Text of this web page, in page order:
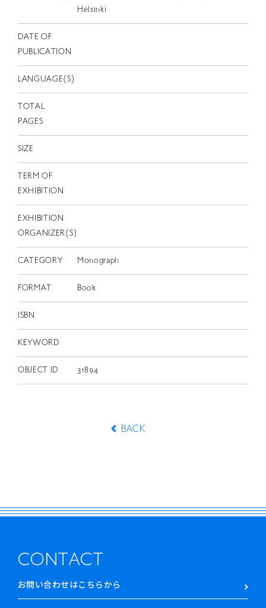
Helsinki
DATE OF
PUBLICATION
LANGUAGE(S)
TOTAL
PAGES
SIZE
TERM OF
EXHIBITION
EXHIBITION
ORGANIZER(S)
CATEGORY Monograph
FORMAT Book
ISBN
KEYWORD
OBJECT ID 31894
BACK
CONTACT
お問い合わせはこちらから